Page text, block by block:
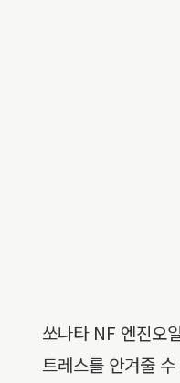
쏘나타 NF 엔진오
트레스를 안겨줄